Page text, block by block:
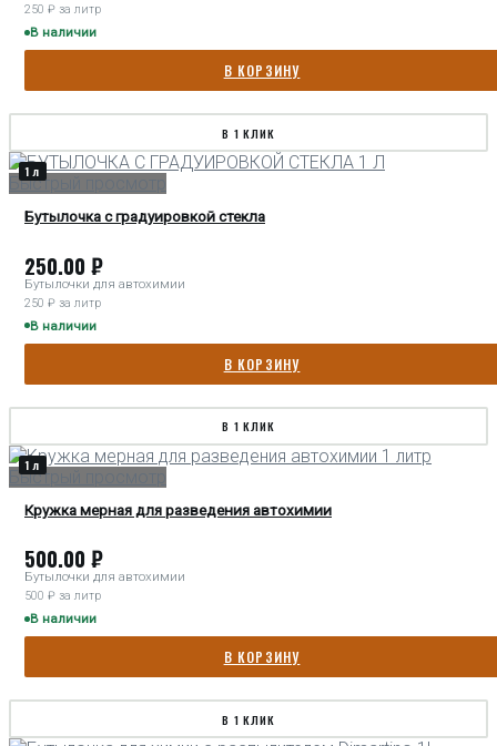
250 ₽ за литр
В наличии
В КОРЗИНУ
В 1 КЛИК
1 л
Быстрый просмотр
Бутылочка с градуировкой стекла
250.00 ₽
Бутылочки для автохимии
250 ₽ за литр
В наличии
В КОРЗИНУ
В 1 КЛИК
1 л
Быстрый просмотр
Кружка мерная для разведения автохимии
500.00 ₽
Бутылочки для автохимии
500 ₽ за литр
В наличии
В КОРЗИНУ
В 1 КЛИК